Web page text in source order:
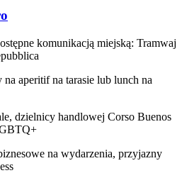
komunikacją miejską: Tramwaj
na aperitif na tarasie lub lunch na
dzielnicy handlowej Corso Buenos
na wydarzenia, przyjazny